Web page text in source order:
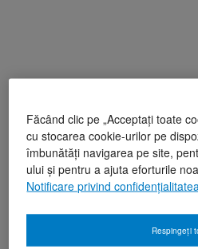
Făcând clic pe „Acceptați toate
cu stocarea cookie-urilor pe
îmbunătăți navigarea pe site,
ului și pentru a ajuta eforturile
Notificare privind
Respingeți